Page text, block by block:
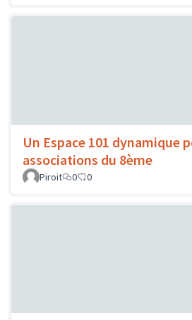
Un Espace 101 dynamique
associations du 8ème
Piroit
0 0